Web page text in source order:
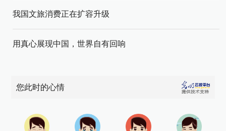
我国文旅消费正在扩容升级
用真心展现中国，世界自有回响
您此时的心情